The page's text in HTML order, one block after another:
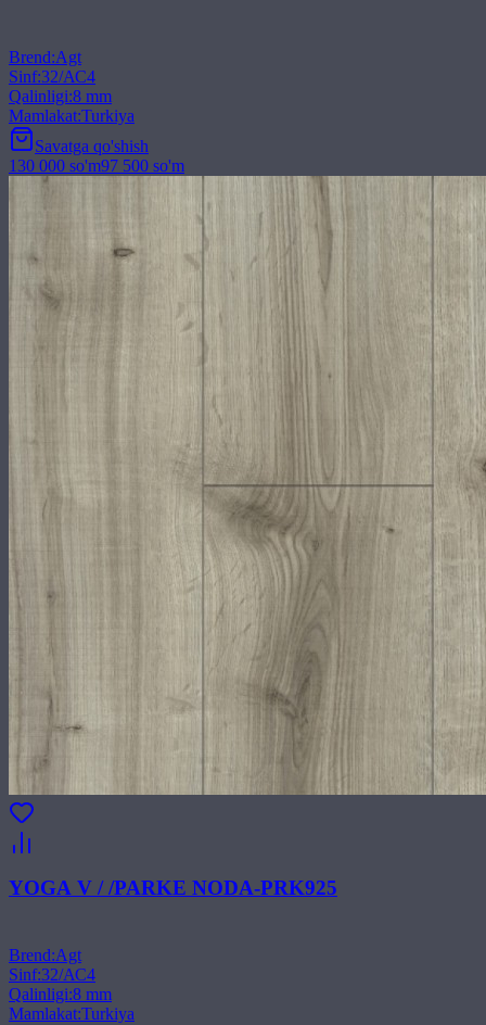
Brend:Agt
Sinf:32/АС4
Qalinligi:8 mm
Mamlakat:Turkiya
Savatga qo'shish
130 000 so'm97 500 so'm
YOGA V / /PARKE NODA-PRK925
Brend:Agt
Sinf:32/АС4
Qalinligi:8 mm
Mamlakat:Turkiya